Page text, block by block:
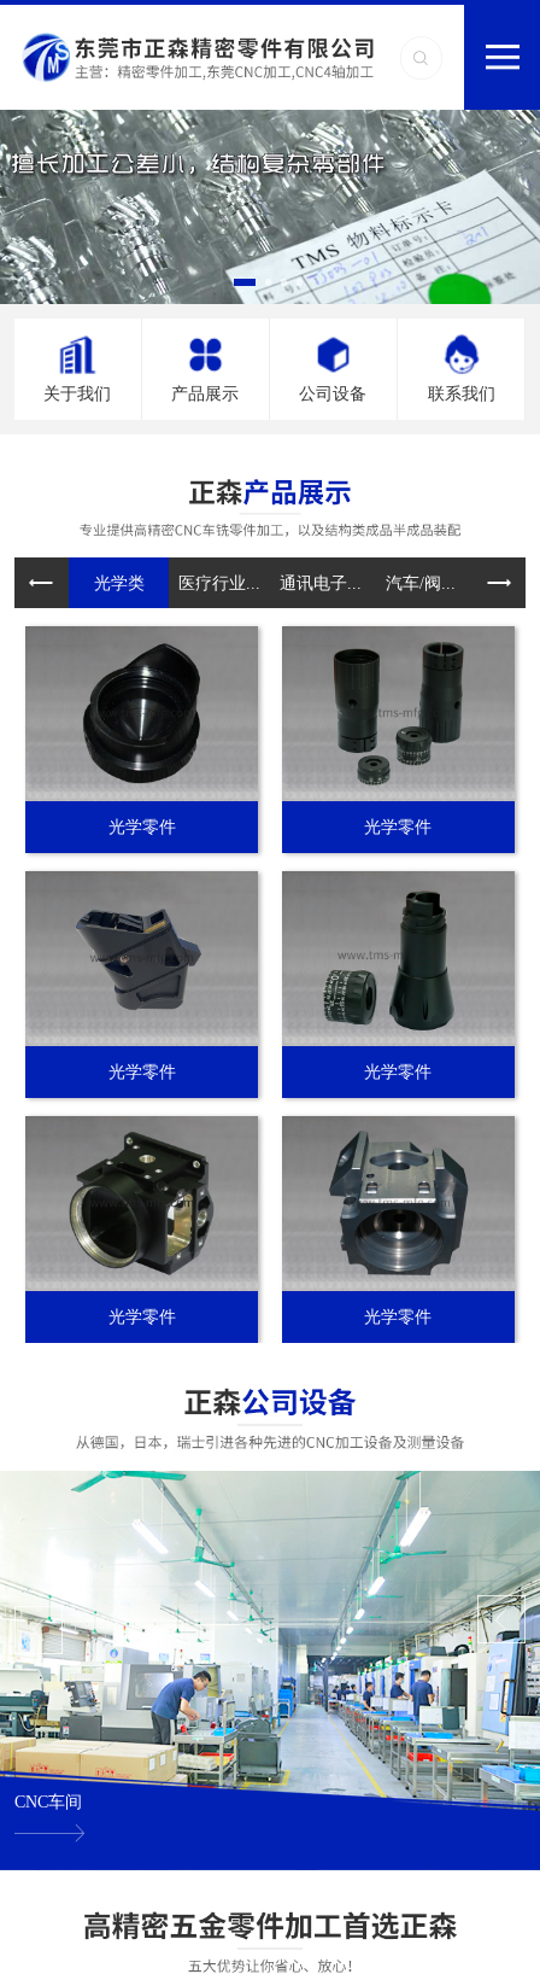
关于我们 产品展示 公司设备 联系我们
光学类 医疗行业... 通讯电子... 汽车/阀... 电动工
光学零件 光学零件
光学零件 光学零件
光学零件 光学零件
CNC车间